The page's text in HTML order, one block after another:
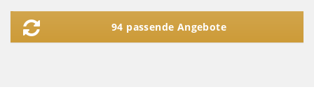
94 passende Angebote